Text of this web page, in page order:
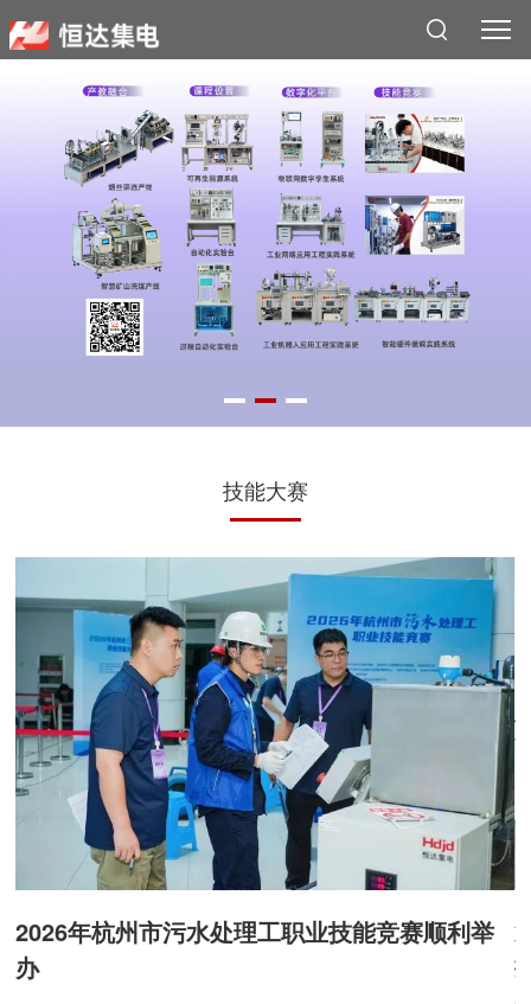
搜索
技能大赛
2026年杭州市污水处理工职业技能竞赛顺利举
办